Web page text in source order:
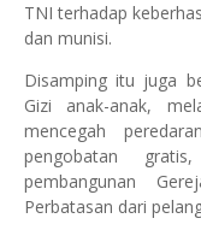
TNI terhadap
dan munisi.
Disamping itu juga
Gizi anak-anak,
mencegah
pengobatan
pembangunan
Perbatasan dari